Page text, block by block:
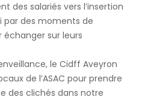
des salariés vers l’insertion
par des moments de
sur leurs
le Cidff Aveyron
de l’ASAC pour prendre
des clichés dans notre